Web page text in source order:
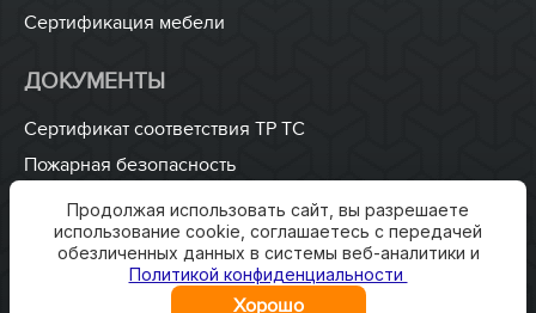
Сертификация мебели
ДОКУМЕНТЫ
Сертификат соответствия ТР ТС
Пожарная безопасность
ISO 9001
Разработка технических условий
Разработка паспорта безопасности
Продолжая использовать сайт, вы разрешаете
использование cookie, соглашаетесь с передачей
обезличенных данных в системы веб-аналитики и
Политикой конфиденциальности
Хорошо